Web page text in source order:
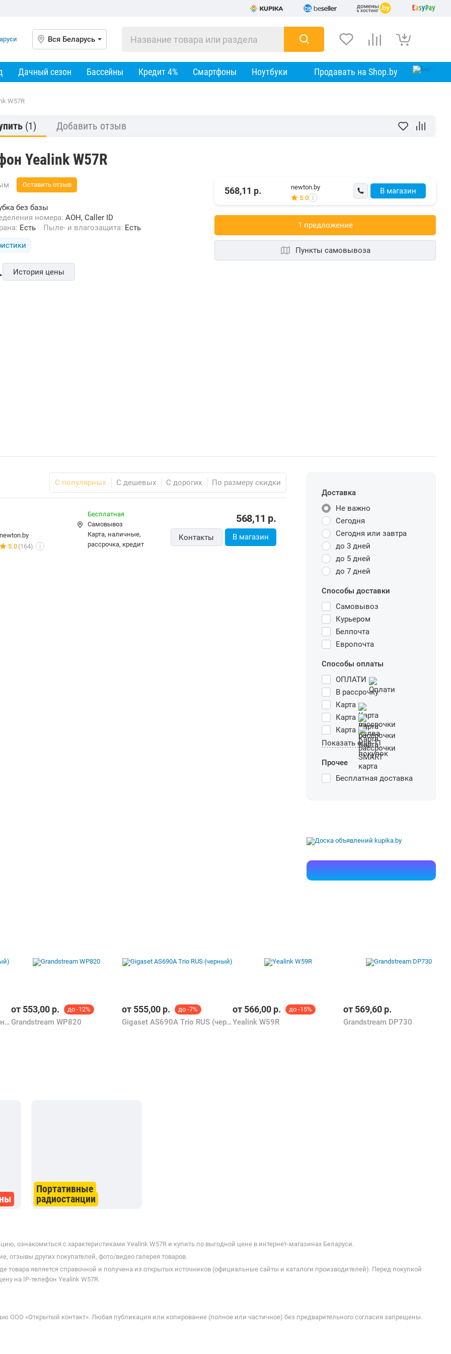
Вся Беларусь
Дачный сезон Бассейны Кредит 4% Смартфоны Ноутбуки Продавать на Shop.by
W57R
(1) Добавить отзыв
Yealink W57R
Оставить отзыв
без базы
номера: АОН, Caller ID
Есть Пыле- и влагозащита: Есть
История цены
В магазин
568,11 р.
newton.by
5.0 i
1 предложениe
Пункты самовывоза
С популярных С дешевых С дорогих По размеру скидки
newton.by
5.0 (164) i
Бесплатная
Самовывоз
карта, наличные,
рассрочка, кредит
568,11 р.
Контакты В магазин
Доставка
Не важно
Сегодня
Сегодня или завтра
до 3 дней
до 5 дней
до 7 дней
Способы доставки
Самовывоз
Курьером
Белпочта
Европочта
Способы оплаты
ОПЛАТИ
В рассрочку
Карта
Карта
Карта
Показать еще 11
Прочее
Бесплатная доставка
Gigaset AS690A Ip Base (черный)
от 553,00 р. до -12%
Grandstream WP820
от 555,00 р. до -7%
Gigaset AS690A Trio RUS (черный)
от 566,00 р. до -15%
Yealink W59R
от 569,60 р.
Grandstream DP730
Портативные
радиостанции
ознакомиться с характеристиками Yealink W57R и купить по выгодной цене в интернет-магазинах Беларуси.
отзывы других покупателей, фото/видео галерея товаров.
товара является справочной и получена из открытых источников (официальные сайты и каталоги производителей). Перед покупкой
на IP-телефон Yealink W57R.
ООО «Открытый контакт». Любая публикация или копирование (полное или частичное) без предварительного согласия запрещены.